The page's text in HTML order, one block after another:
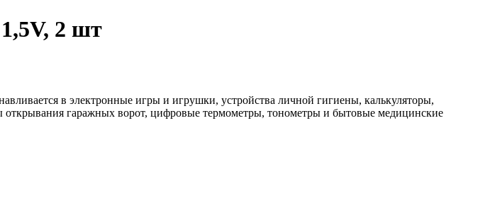
2 шт
в электронные игры и игрушки, устройства личной гигиены, калькуляторы,
гаражных ворот, цифровые термометры, тонометры и бытовые медицинские